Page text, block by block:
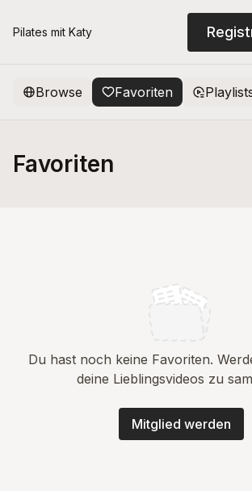
Pilates mit Katy
Browse Favoriten
Favoriten
Du hast noch keine Favoriten.
deine Lieblingsvideos zu
Mitglied werden